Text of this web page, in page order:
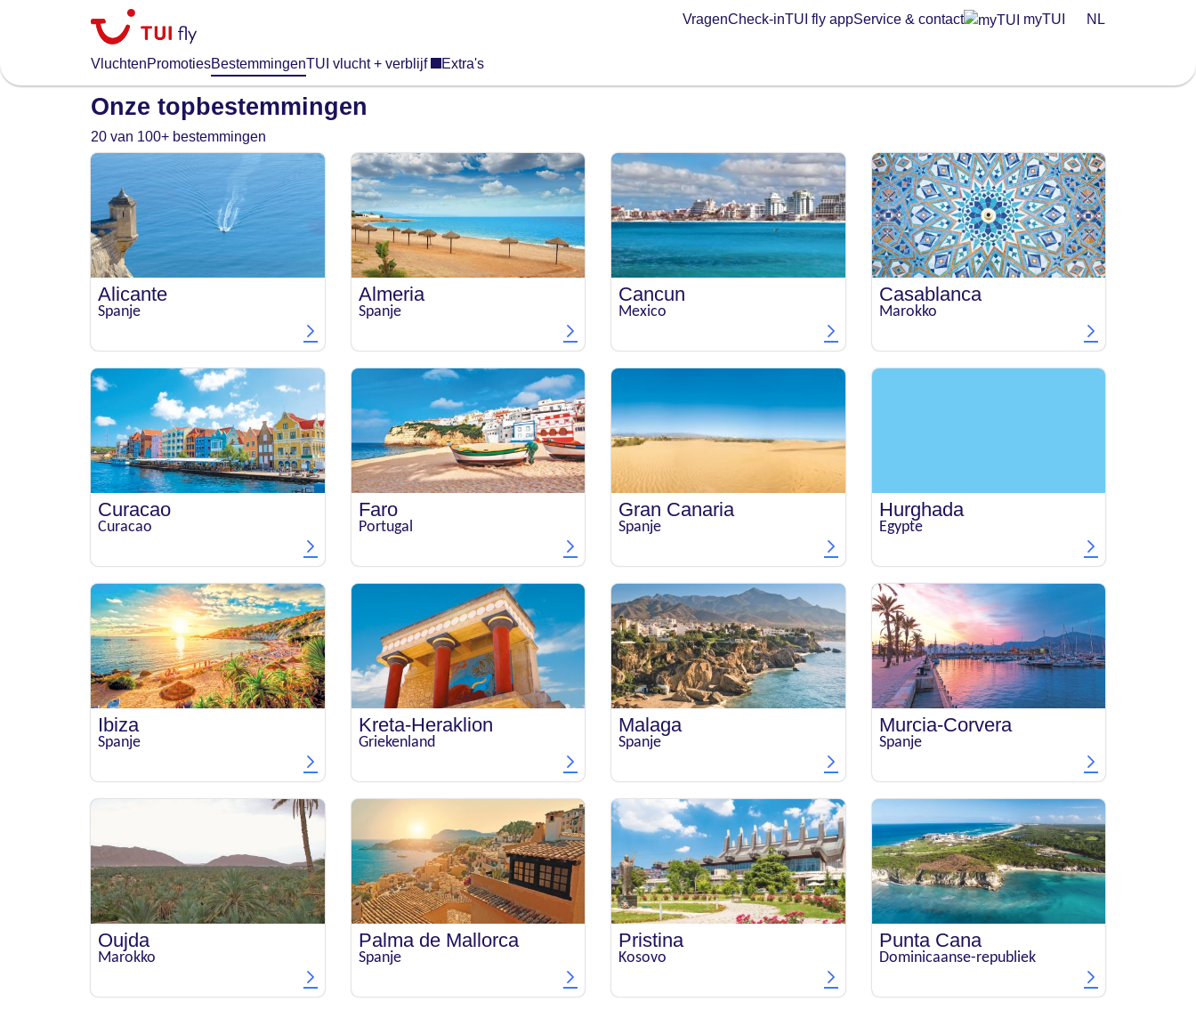
content
VluchtenPromotiesBestemmingenTUI vlucht + verblijf Extra's
VragenCheck-inTUI fly appService & contact myTUI NL
Onze topbestemmingen
20 van 100+ bestemmingen
Alicante
Spanje
Almeria
Spanje
Cancun
Mexico
Casablanca
Marokko
Curacao
Curacao
Faro
Portugal
Gran Canaria
Spanje
Hurghada
Egypte
Ibiza
Spanje
Kreta-Heraklion
Griekenland
Malaga
Spanje
Murcia-Corvera
Spanje
Oujda
Marokko
Palma de Mallorca
Spanje
Pristina
Kosovo
Punta Cana
Dominicaanse-republiek